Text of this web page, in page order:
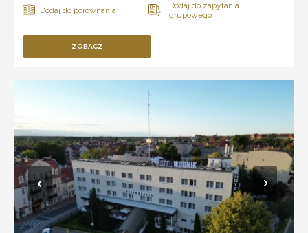
ZOBACZ